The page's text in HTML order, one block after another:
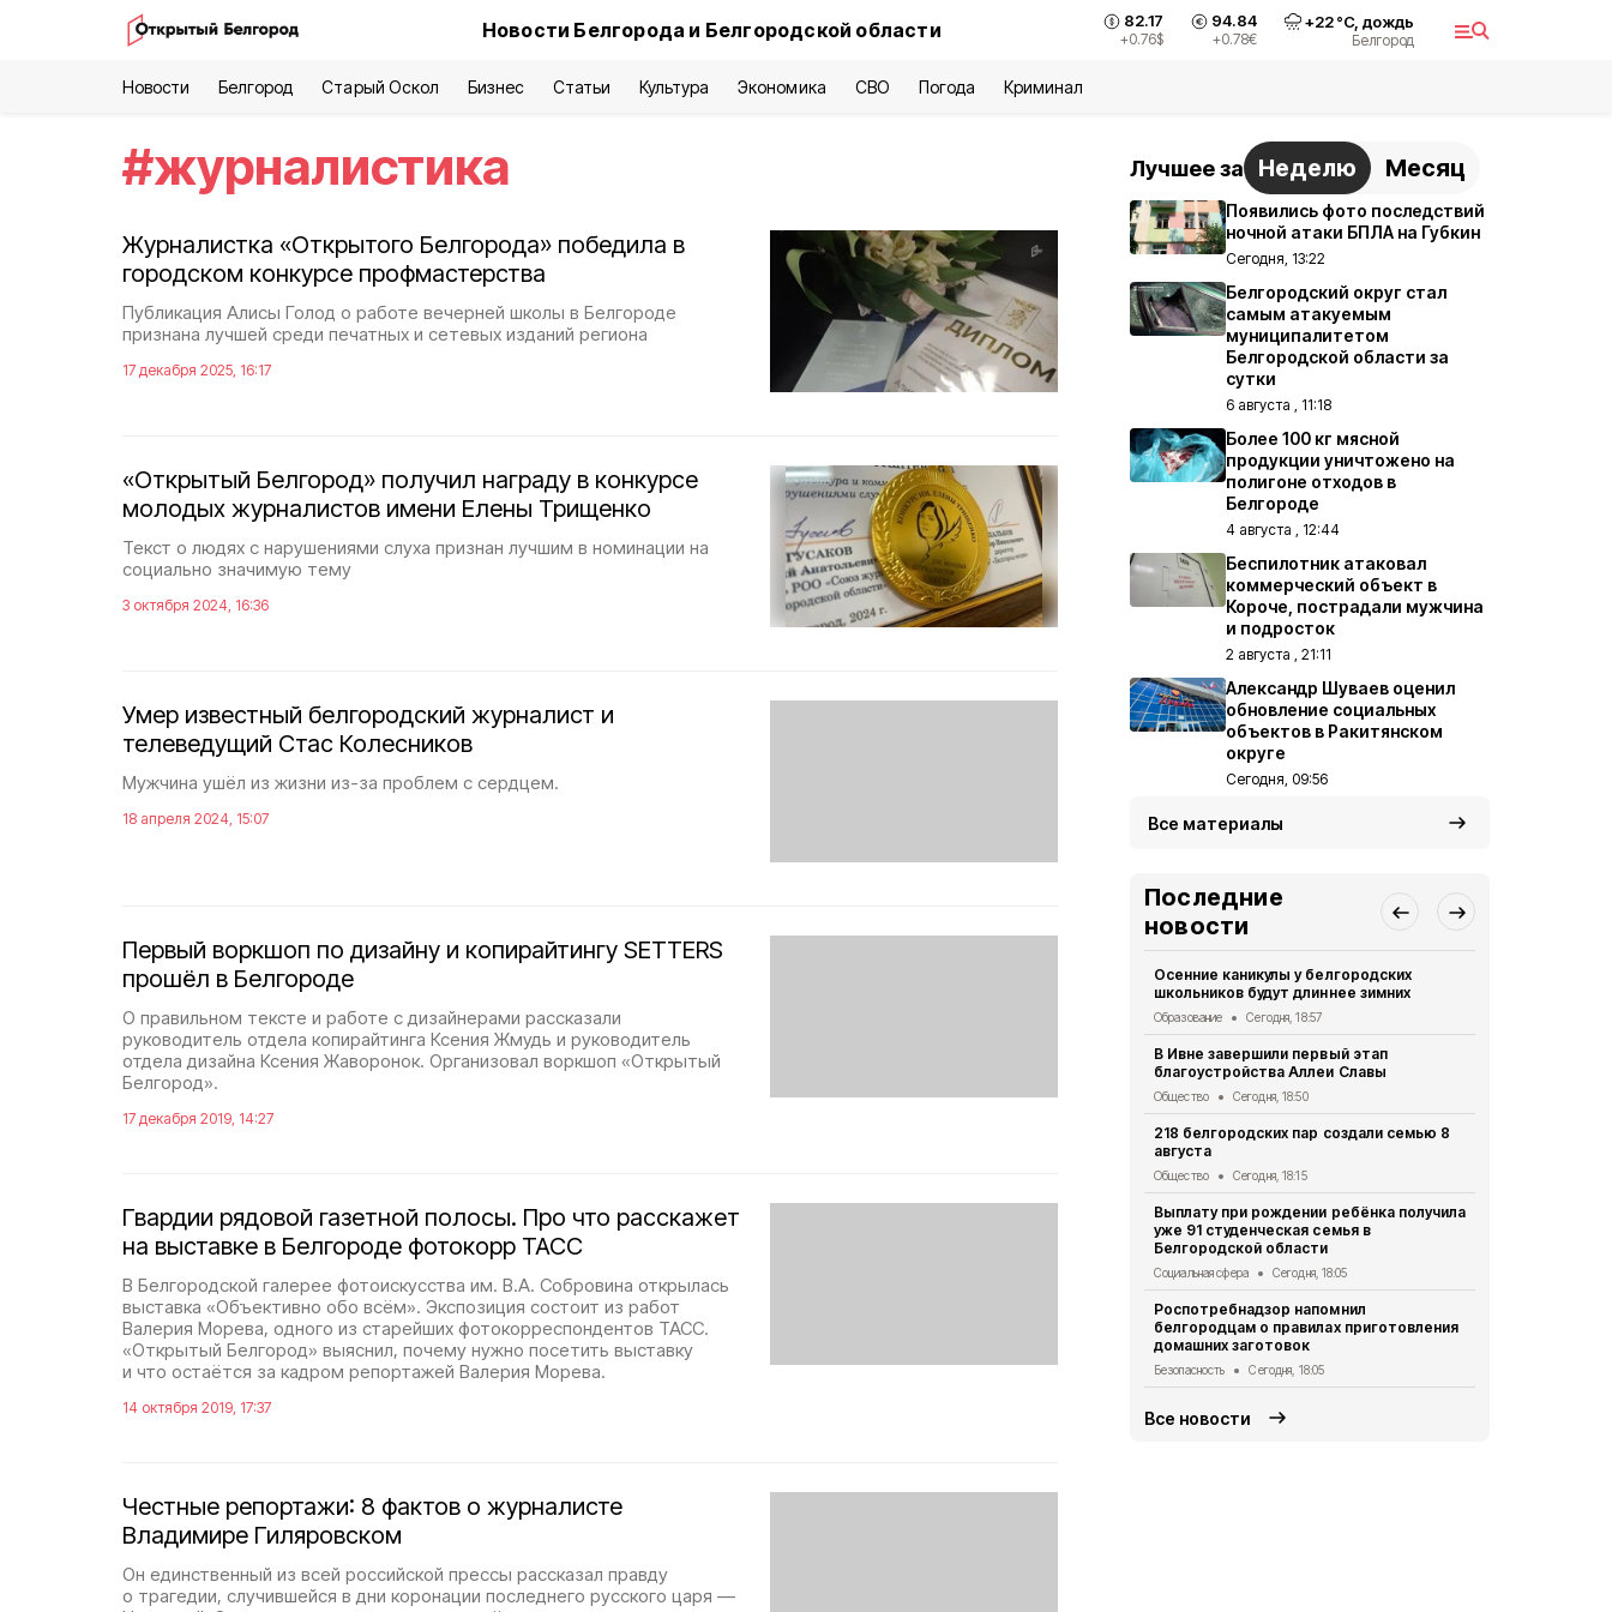
Новости Белгорода и Белгородской области 82.17
+0.76$
94.84
+0.78€
+22°С, дождь
Белгород
Новости Белгород Старый Оскол Бизнес Статьи Культура Экономика СВО Погода Криминал
#журналистика
Журналистка «Открытого Белгорода» победила в
городском конкурсе профмастерства
Публикация Алисы Голод о работе вечерней школы в Белгороде
признана лучшей среди печатных и сетевых изданий региона
17 декабря 2025, 16:17
«Открытый Белгород» получил награду в конкурсе
молодых журналистов имени Елены Трищенко
Текст о людях с нарушениями слуха признан лучшим в номинации на
социально значимую тему
3 октября 2024, 16:36
Умер известный белгородский журналист и
телеведущий Стас Колесников
Мужчина ушёл из жизни из-за проблем с сердцем.
18 апреля 2024, 15:07
Первый воркшоп по дизайну и копирайтингу SETTERS
прошёл в Белгороде
О правильном тексте и работе с дизайнерами рассказали
руководитель отдела копирайтинга Ксения Жмудь и руководитель
отдела дизайна Ксения Жаворонок. Организовал воркшоп «Открытый
Белгород».
17 декабря 2019, 14:27
Гвардии рядовой газетной полосы. Про что расскажет
на выставке в Белгороде фотокорр ТАСС
В Белгородской галерее фотоискусства им. В.А. Собровина открылась
выставка «Объективно обо всём». Экспозиция состоит из работ
Валерия Морева, одного из старейших фотокорреспондентов ТАСС.
«Открытый Белгород» выяснил, почему нужно посетить выставку
и что остаётся за кадром репортажей Валерия Морева.
14 октября 2019, 17:37
Честные репортажи: 8 фактов о журналисте
Владимире Гиляровском
Он единственный из всей российской прессы рассказал правду
о трагедии, случившейся в дни коронации последнего русского царя —
Лучшее за Неделю Месяц
Появились фото последствий
ночной атаки БПЛА на Губкин
Сегодня, 13:22
Белгородский округ стал
самым атакуемым
муниципалитетом
Белгородской области за
сутки
6 августа , 11:18
Более 100 кг мясной
продукции уничтожено на
полигоне отходов в
Белгороде
4 августа , 12:44
Беспилотник атаковал
коммерческий объект в
Короче, пострадали мужчина
и подросток
2 августа , 21:11
Александр Шуваев оценил
обновление социальных
объектов в Ракитянском
округе
Сегодня, 09:56
Все материалы
Последние
новости
Осенние каникулы у белгородских
школьников будут длиннее зимних
Образование Сегодня, 18:57
В Ивне завершили первый этап
благоустройства Аллеи Славы
Общество Сегодня, 18:50
218 белгородских пар создали семью 8
августа
Общество Сегодня, 18:15
Выплату при рождении ребёнка получила
уже 91 студенческая семья в
Белгородской области
Социальная сфера Сегодня, 18:05
Роспотребнадзор напомнил
белгородцам о правилах приготовления
домашних заготовок
Безопасность Сегодня, 18:05
Все новости